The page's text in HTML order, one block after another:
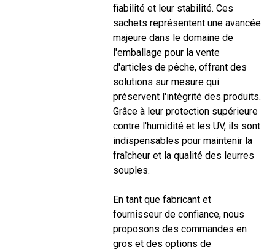
fiabilité et leur stabilité. Ces
sachets représentent une avancée
majeure dans le domaine de
l'emballage pour la vente
d'articles de pêche, offrant des
solutions sur mesure qui
préservent l'intégrité des produits.
Grâce à leur protection supérieure
contre l'humidité et les UV, ils sont
indispensables pour maintenir la
fraîcheur et la qualité des leurres
souples.
En tant que fabricant et
fournisseur de confiance, nous
proposons des commandes en
gros et des options de